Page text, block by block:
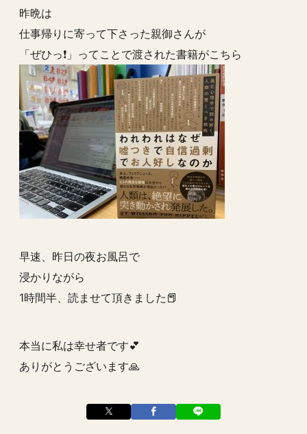
昨晩は
仕事帰りに寄って下さった親御さんが
「ぜひっ❗️」ってことで渡された書籍がこちら
早速、昨日の夜お風呂で
浸かりながら
1時間半、読ませて頂きました📕
本当に私は幸せ者です💕
ありがとうございます🙏